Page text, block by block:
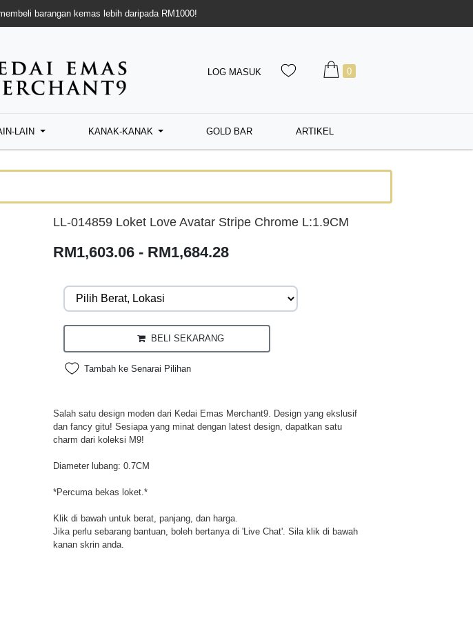
barangan kemas lebih daripada RM1000!
LOG MASUK 0
LAIN KANAK-KANAK GOLD BAR ARTIKEL
LL-014859 Loket Love Avatar Stripe Chrome L:1.9CM
RM1,603.06 - RM1,684.28
BELI SEKARANG
Tambah ke Senarai Pilihan
Salah satu design moden dari Kedai Emas Merchant9. Design yang ekslusif
dan fancy gitu! Sesiapa yang minat dengan latest design, dapatkan satu
charm dari koleksi M9!
Diameter lubang: 0.7CM
*Percuma bekas loket.*
Klik di bawah untuk berat, panjang, dan harga.
Jika perlu sebarang bantuan, boleh bertanya di 'Live Chat'. Sila klik di bawah
kanan skrin anda.